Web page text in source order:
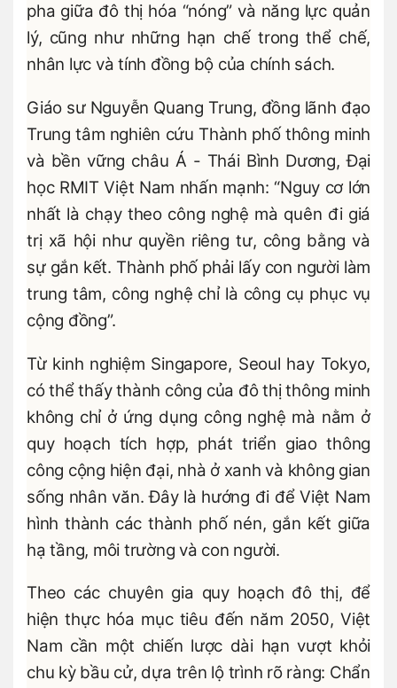
pha giữa đô thị hóa “nóng” và năng lực quản
lý, cũng như những hạn chế trong thể chế,
nhân lực và tính đồng bộ của chính sách.
Giáo sư Nguyễn Quang Trung, đồng lãnh đạo
Trung tâm nghiên cứu Thành phố thông minh
và bền vững châu Á - Thái Bình Dương, Đại
học RMIT Việt Nam nhấn mạnh: “Nguy cơ lớn
nhất là chạy theo công nghệ mà quên đi giá
trị xã hội như quyền riêng tư, công bằng và
sự gắn kết. Thành phố phải lấy con người làm
trung tâm, công nghệ chỉ là công cụ phục vụ
cộng đồng”.
Từ kinh nghiệm Singapore, Seoul hay Tokyo,
có thể thấy thành công của đô thị thông minh
không chỉ ở ứng dụng công nghệ mà nằm ở
quy hoạch tích hợp, phát triển giao thông
công cộng hiện đại, nhà ở xanh và không gian
sống nhân văn. Đây là hướng đi để Việt Nam
hình thành các thành phố nén, gắn kết giữa
hạ tầng, môi trường và con người.
Theo các chuyên gia quy hoạch đô thị, để
hiện thực hóa mục tiêu đến năm 2050, Việt
Nam cần một chiến lược dài hạn vượt khỏi
chu kỳ bầu cử, dựa trên lộ trình rõ ràng: Chẩn